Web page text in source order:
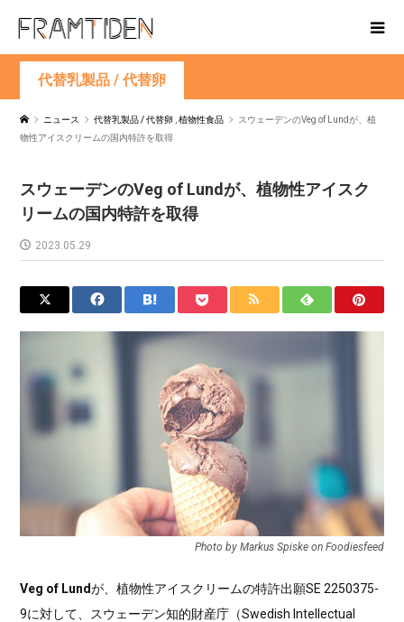
代替乳製品 / 代替卵
ニュース 代替乳製品 / 代替卵 ,植物性食品
スウェーデンのVeg of Lundが、植
物性アイスクリームの国内特許を取得
スウェーデンのVeg of Lundが、植物性アイスク
リームの国内特許を取得
2023.05.29
Photo by Markus Spiske on Foodiesfeed
Veg of Lundが、植物性アイスクリームの特許出願SE 2250375-
9に対して、スウェーデン知的財産庁（Swedish Intellectual